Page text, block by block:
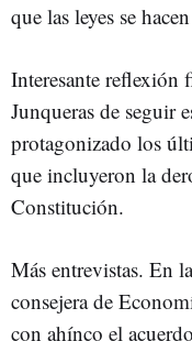
que las leyes se
Interesante reflexión
Junqueras de seguir
protagonizado los
que incluyeron la
Constitución.
Más entrevistas. En
consejera de
con ahínco el